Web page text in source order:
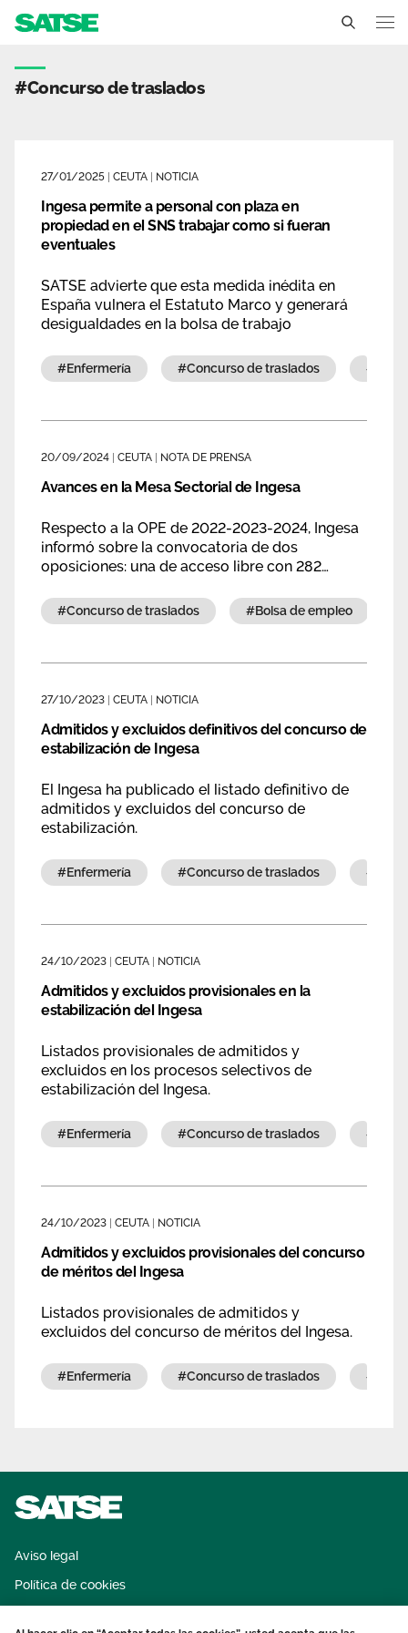
Delegados Sindicales
Estructura organizativa
Transparencia
Ámbitos de negociación
Secciones sindicales
Qué ofrecemos
Servicios
Temas
Ceuta
Contáctanos
Únete
Etiqueta - Ceuta
#concurso de traslados
27/01/2025 CEUTA NOTICIA
Ingesa permite a personal con plaza en
propiedad en el SNS trabajar como si fueran
eventuales
SATSE advierte que esta medida inédita en
España vulnera el Estatuto Marco y generará
desigualdades en la bolsa de trabajo
#enfermería #concurso de traslados
20/09/2024 CEUTA NOTA DE PRENSA
Avances en la Mesa Sectorial de Ingesa
Respecto a la OPE de 2022-2023-2024, Ingesa
informó sobre la convocatoria de dos
oposiciones: una de acceso libre con 282
plazas#concurso de traslados #bolsa de empleo
27/10/2023 CEUTA NOTICIA
Admitidos y excluidos definitivos del concurso de
estabilización de Ingesa
El Ingesa ha publicado el listado definitivo de
admitidos y excluidos del concurso de
estabilización.
#enfermería #concurso de traslados
24/10/2023 CEUTA NOTICIA
Admitidos y excluidos provisionales en la
estabilización del Ingesa
Listados provisionales de admitidos y
excluidos en los procesos selectivos de
estabilización del Ingesa.
#enfermería #concurso de traslados
24/10/2023 CEUTA NOTICIA
Admitidos y excluidos provisionales del concurso
de méritos del Ingesa
Listados provisionales de admitidos y
excluidos del concurso de méritos del Ingesa.
#enfermería #concurso de traslados
Aviso legal
Política de cookies